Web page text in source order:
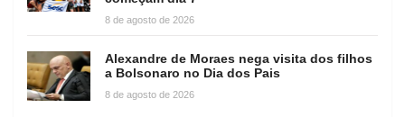
8 de agosto de 2026
Alexandre de Moraes nega visita dos filhos
a Bolsonaro no Dia dos Pais
8 de agosto de 2026